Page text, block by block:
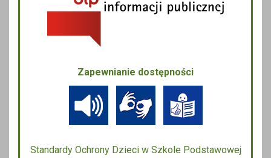
Zapewnianie dostępności
Standardy Ochrony Dzieci w Szkole Podstawowej